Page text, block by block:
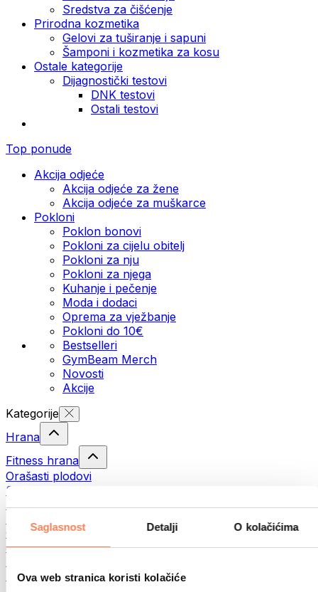
Saglasnost Detalji O kolačićima
Ova web stranica koristi kolačiće
Sredstva za čišćenje
Prirodna kozmetika
Gelovi za tuširanje i sapuni
Šamponi i kozmetika za kosu
Ostale kategorije
Dijagnostički testovi
DNK testovi
Ostali testovi
Top ponude
Akcija odjeće
Akcija odjeće za žene
Akcija odjeće za muškarce
Pokloni
Poklon bonovi
Pokloni za cijelu obitelj
Pokloni za nju
Pokloni za njega
Kuhanje i pečenje
Moda i dodaci
Oprema za vježbanje
Pokloni do 10€
Bestselleri
GymBeam Merch
Novosti
Akcije
Kategorije
Hrana
Fitness hrana
Orašasti plodovi
Sjemenke
Namazi i paste
Gotovi obroci
Jaja
Meso